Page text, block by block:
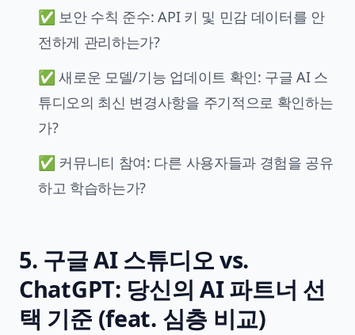
✅ 보안 수칙 준수: API 키 및 민감 데이터를 안
전하게 관리하는가?
✅ 새로운 모델/기능 업데이트 확인: 구글 AI 스
튜디오의 최신 변경사항을 주기적으로 확인하는
가?
✅ 커뮤니티 참여: 다른 사용자들과 경험을 공유
하고 학습하는가?
5. 구글 AI 스튜디오 vs.
ChatGPT: 당신의 AI 파트너 선
택 기준 (feat. 심층 비교)